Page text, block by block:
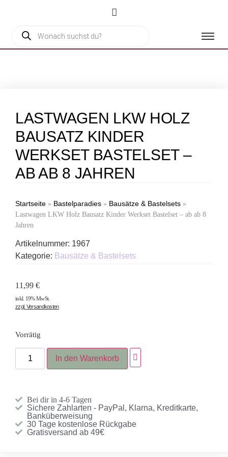
LASTWAGEN LKW HOLZ
BAUSATZ KINDER
WERKSET BASTELSET –
AB AB 8 JAHREN
Startseite » Bastelparadies » Bausätze & Bastelsets »
Lastwagen LKW Holz Bausatz Kinder Werkset Bastelset – ab ab 8
Jahren
Artikelnummer: 1967
Kategorie: Bausätze & Bastelsets
11,99 €
inkl. 19% MwSt.
zzgl. Versandkosten
Vorrätig
In den Warenkorb
Bei dir in 4-6 Tagen
Sichere Zahlarten - PayPal, Klarna, Kreditkarte,
Banküberweisung
30 Tage kostenlose Rückgabe
Gratisversand ab 49€